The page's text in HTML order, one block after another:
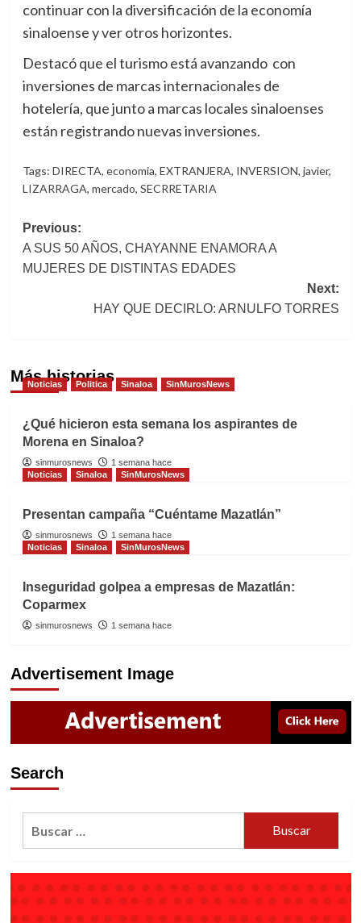
continuar con la diversificación de la economía
sinaloense y ver otros horizontes.
Destacó que el turismo está avanzando con
inversiones de marcas internacionales de
hotelería, que junto a marcas locales sinaloenses
están registrando nuevas inversiones.
Tags: DIRECTA, economia, EXTRANJERA, INVERSION, javier,
LIZARRAGA, mercado, SECRRETARIA
Post
navigation
Previous:
A SUS 50 AÑOS, CHAYANNE ENAMORA A
MUJERES DE DISTINTAS EDADES
Next:
HAY QUE DECIRLO: ARNULFO TORRES
Más historias
Noticias Politica Sinaloa SinMurosNews
¿Qué hicieron esta semana los aspirantes de
Morena en Sinaloa?
sinmurosnews
1 semana hace
Noticias
Sinaloa SinMurosNews
Presentan campaña “Cuéntame Mazatlán”
sinmurosnews
1 semana hace
Noticias
Sinaloa SinMurosNews
Inseguridad golpea a empresas de Mazatlán:
Coparmex
sinmurosnews 1 semana hace
Advertisement Image
Search